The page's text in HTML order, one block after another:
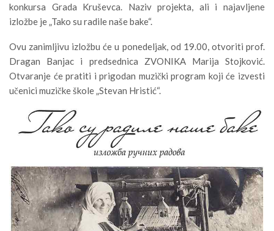
konkursa Grada Kruševca. Naziv projekta, ali i najavljene
izložbe je „Tako su radile naše bake“.
Ovu zanimljivu izložbu će u ponedeljak, od 19.00, otvoriti prof.
Dragan Banjac i predsednica ZVONIKA Marija Stojković.
Otvaranje će pratiti i prigodan muzički program koji će izvesti
učenici muzičke škole „Stevan Hristić“.